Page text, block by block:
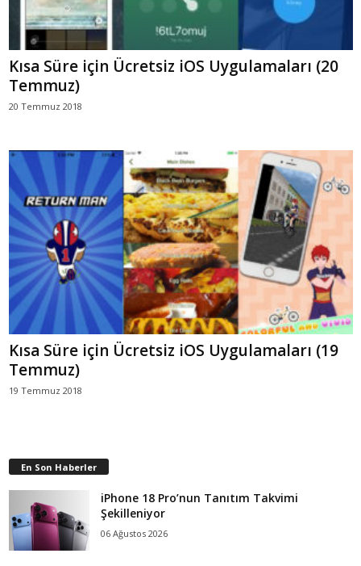
Kısa Süre için Ücretsiz iOS Uygulamaları (20
Temmuz)
20 Temmuz 2018
Kısa Süre için Ücretsiz iOS Uygulamaları (19
Temmuz)
19 Temmuz 2018
En Son Haberler
iPhone 18 Pro’nun Tanıtım Takvimi
Şekilleniyor
06 Ağustos 2026